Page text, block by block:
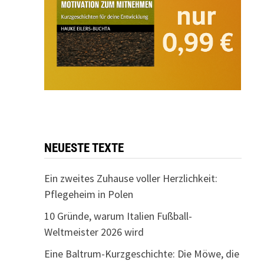
NEUESTE TEXTE
Ein zweites Zuhause voller Herzlichkeit:
Pflegeheim in Polen
10 Gründe, warum Italien Fußball-
Weltmeister 2026 wird
Eine Baltrum-Kurzgeschichte: Die Möwe, die